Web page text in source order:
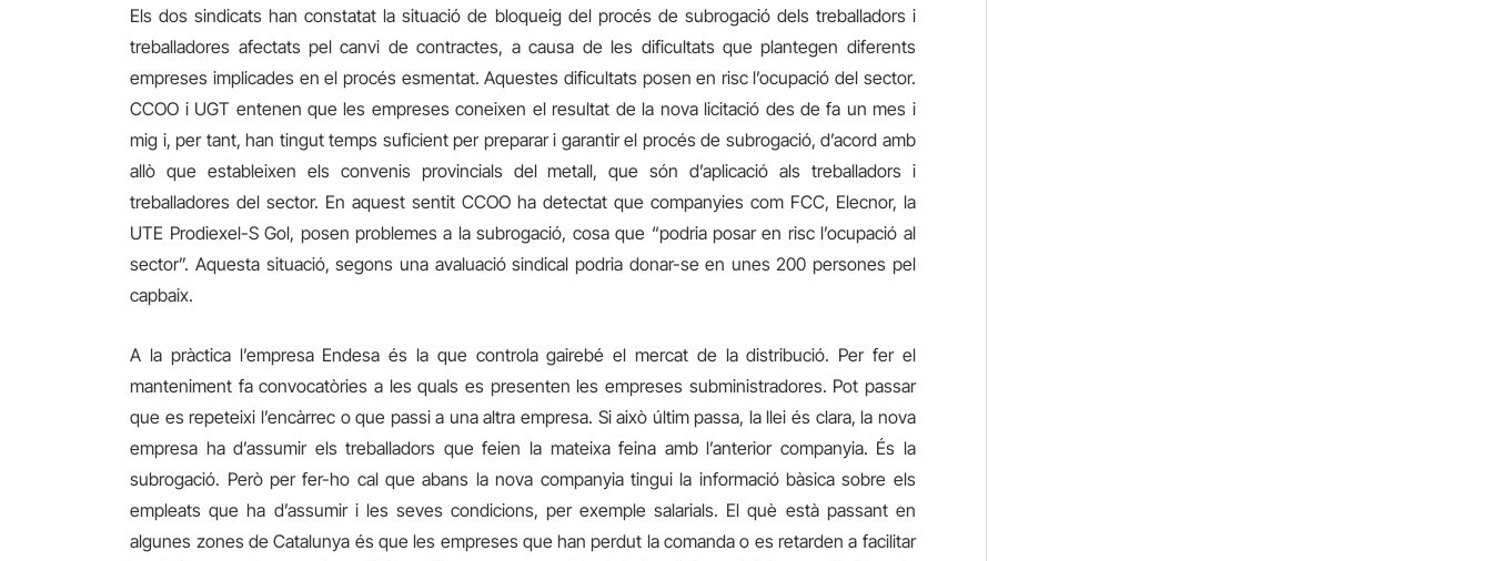
Els dos sindicats han constatat la situació de bloqueig del procés de subrogació dels treballadors i
treballadores afectats pel canvi de contractes, a causa de les dificultats queplantegen diferents
empreses implicades enel procés esmentat. Aquestes dificultatsposen en risc l’ocupació del sector.
CCOO i UGT entenen que les empreses coneixen el resultat de la nova licitació des de fa un mes i
mig i, per tant, han tingut temps suficient per preparar i garantir el procés de subrogació, d’acord amb
allò que estableixen els convenis provincials del metall, que són d’aplicació als treballadors i
treballadores del sector. En aquest sentit CCOO ha detectat que companyies com FCC, Elecnor, la
UTE Prodiexel-S Gol, posen problemes a la subrogació, cosa que “podria posar en risc l’ocupació al
sector”. Aquesta situació, segons una avaluació sindical podria donar-se en unes 200 persones pel
capbaix.
A la pràctica l’empresa Endesa és la que controla gairebé el mercat de la distribució. Per fer el
manteniment fa convocatòries a les quals es presenten les empreses subministradores. Pot passar
que es repeteixi l’encàrrec o que passi a una altra empresa. Si això últim passa, la llei és clara, la nova
empresa ha d’assumir els treballadors que feien la mateixa feina amb l’anterior companyia. És la
subrogació. Però per fer-ho cal que abans la nova companyia tingui la informació bàsica sobre els
empleats que ha d’assumir i les seves condicions, per exemple salarials. El què està passant en
algunes zones de Catalunya és que les empreses que han perdut la comanda o es retarden a facilitar